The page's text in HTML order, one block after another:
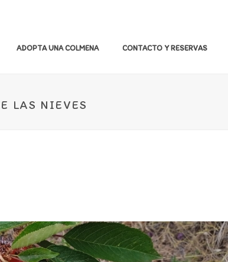
ADOPTA UNA COLMENA CONTACTO Y RESERVAS
LAS NIEVES